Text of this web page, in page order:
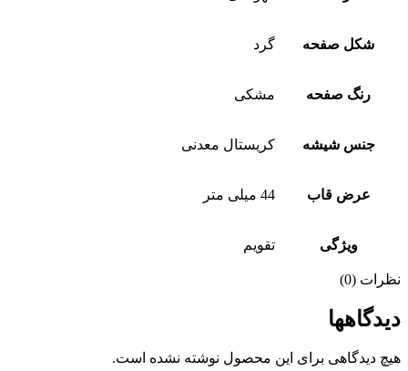
شکل صفحه گرد
رنگ صفحه مشکی
جنس شیشه کریستال معدنی
عرض قاب 44 میلی متر
ویژگی تقویم
نظرات (0)
دیدگاهها
هیچ دیدگاهی برای این محصول نوشته نشده است.